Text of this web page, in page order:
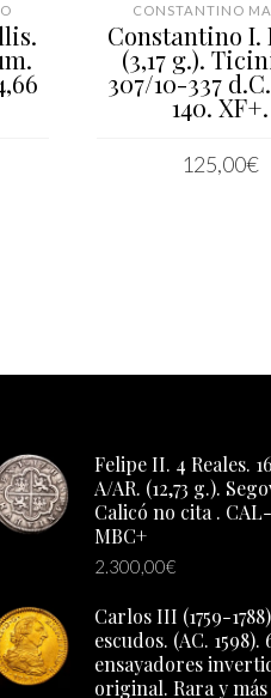
CONSTANTINO
Constantino I.
(3,17 g.).
307/10-337
140. XF+.
125,00€
Felipe II. 4 Reales.
A/AR. (12,73 g.).
Calicó no cita .
MBC+
2.300,00€
Carlos III (1759-
escudos. (AC. 1598).
ensayadores
original. Rara y más